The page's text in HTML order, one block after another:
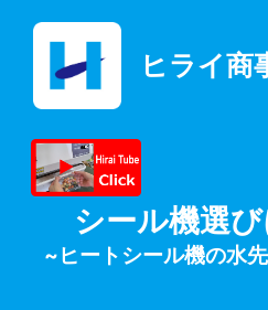
ヒライ商
シール機選
~ヒートシール機の水